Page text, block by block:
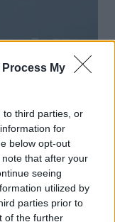
Process My
to third parties, or
for
below opt-out
that after your
seeing
utilized by
parties prior to
of the further